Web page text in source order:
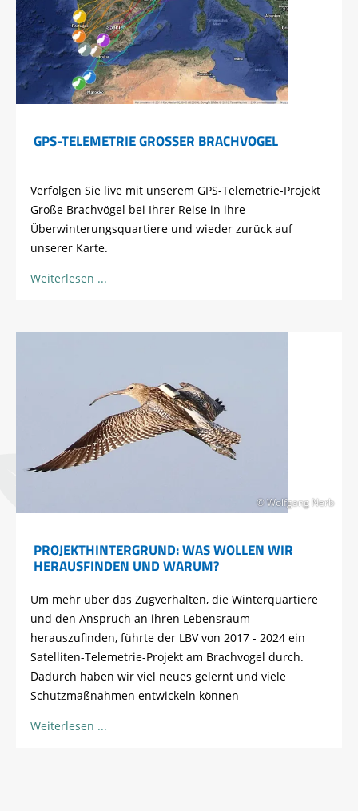
GPS-TELEMETRIE GROSSER BRACHVOGEL
Verfolgen Sie live mit unserem GPS-Telemetrie-Projekt
Große Brachvögel bei Ihrer Reise in ihre
Überwinterungsquartiere und wieder zurück auf
unserer Karte.
Weiterlesen
© Wolfgang Nerb
PROJEKTHINTERGRUND: WAS WOLLEN WIR
HERAUSFINDEN UND WARUM?
Um mehr über das Zugverhalten, die Winterquartiere
und den Anspruch an ihren Lebensraum
herauszufinden, führte der LBV von 2017 - 2024 ein
Satelliten-Telemetrie-Projekt am Brachvogel durch.
Dadurch haben wir viel neues gelernt und viele
Schutzmaßnahmen entwickeln können
Weiterlesen